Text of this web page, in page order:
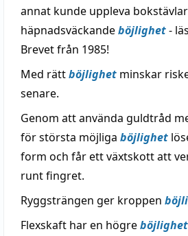
annat kunde uppleva
häpnadsväckandeböjlighet-
Brevet från 1985!
Med rättböjlighet minskar
senare.
Genom att använda guldtråd
för största möjliga böjlighet
form och får ett växtskott att
runt fingret.
Ryggsträngen ger kroppen
Flexskaft har en högreböjlighet